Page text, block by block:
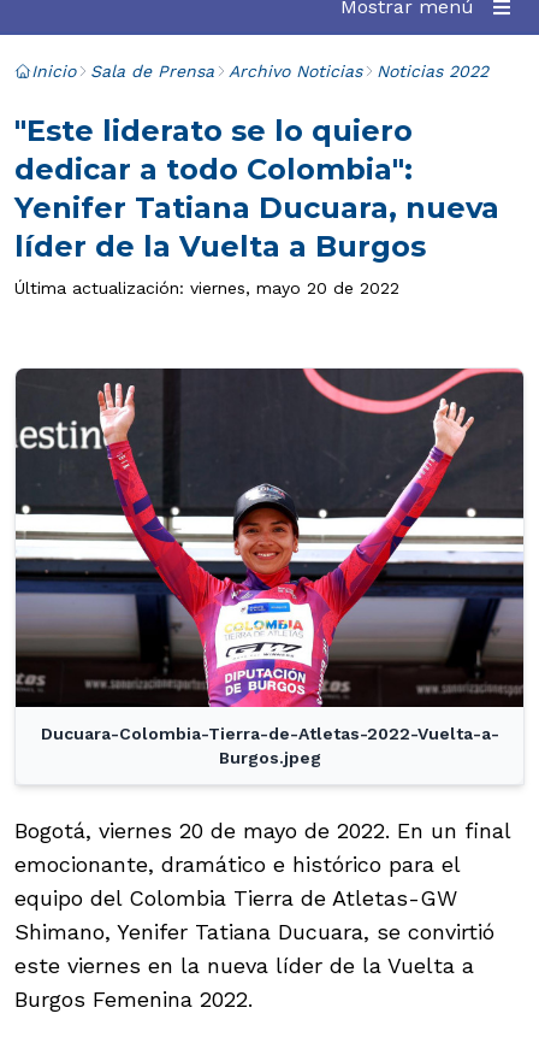
Mostrar menú
Inicio Sala de Prensa Archivo Noticias Noticias 2022
"Este liderato se lo quiero
dedicar a todo Colombia":
Yenifer Tatiana Ducuara, nueva
líder de la Vuelta a Burgos
Última actualización: viernes, mayo 20 de 2022
Ducuara-Colombia-Tierra-de-Atletas-2022-Vuelta-a-
Burgos.jpeg
Bogotá, viernes 20 de mayo de 2022. En un final
emocionante, dramático e histórico para el
equipo del Colombia Tierra de Atletas-GW
Shimano, Yenifer Tatiana Ducuara, se convirtió
este viernes en la nueva líder de la Vuelta a
Burgos Femenina 2022.